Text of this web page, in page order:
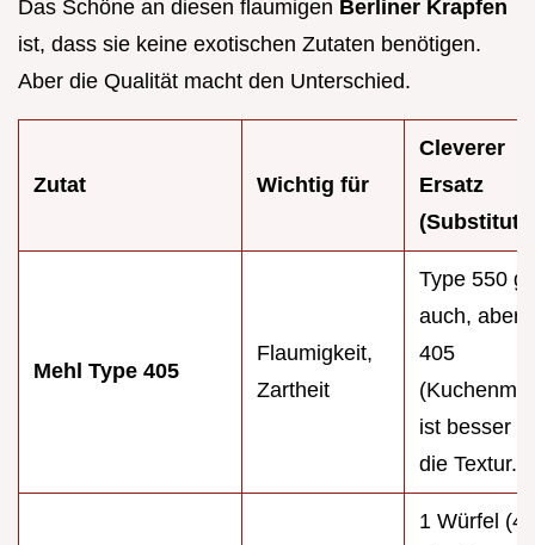
Das Schöne an diesen flaumigen Berliner Krapfen
ist, dass sie keine exotischen Zutaten benötigen.
Aber die Qualität macht den Unterschied.
Zutat Wichtig für
Cleverer
Ersatz
Mehl Type 405
Flaumigkeit,
Zartheit
Type 550
auch, aber
405
ist besser
die Textur.
1 Würfel (42